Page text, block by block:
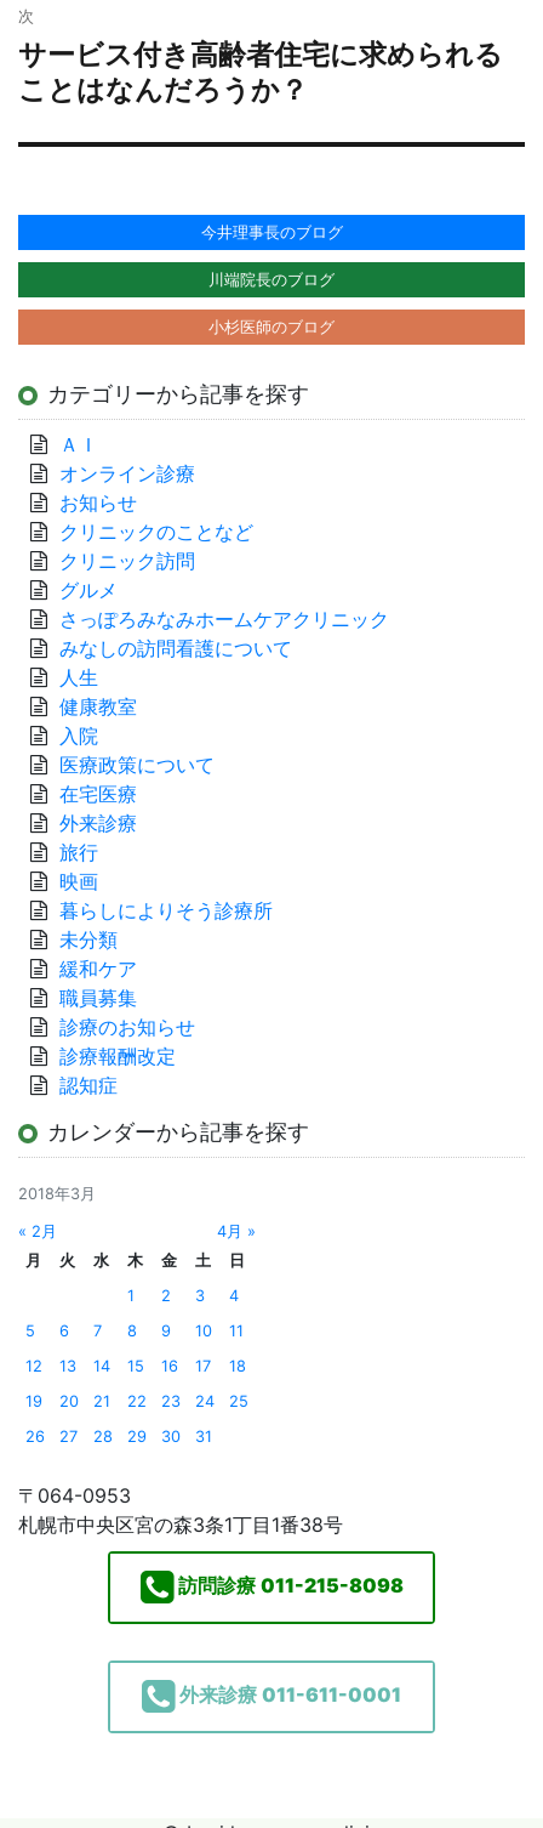
シ
ョ
ン
次
次
の
稿:
サービス付き高齢者住宅に求められる
ことはなんだろうか？
今井理事長のブログ
川端院長のブログ
小杉医師のブログ
カテゴリーから記事を探す
ＡＩ
オンライン診療
お知らせ
クリニックのことなど
クリニック訪問
グルメ
さっぽろみなみホームケアクリニック
みなしの訪問看護について
人生
健康教室
入院
医療政策について
在宅医療
外来診療
旅行
映画
暮らしによりそう診療所
未分類
緩和ケア
職員募集
診療のお知らせ
診療報酬改定
認知症
カレンダーから記事を探す
2018年3月
« 2月
4月 »
月
火 水 木 金 土
日
1
2 3
4
5
6 7 8 9 10
11
12
13 14 15 16 17
18
19
20 21 22 23 24
25
26
27 28 29 30 31
〒064-0953
札幌市中央区宮の森3条1丁目1番38号
訪問診療 011-215-8098
外来診療 011-611-0001